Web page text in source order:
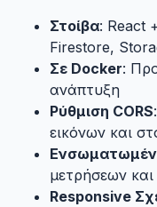
Στοίβα: React
Firestore,
Σε Docker:
ανάπτυξη
Ρύθμιση CORS
εικόνων και
μετρήσεων
Responsive